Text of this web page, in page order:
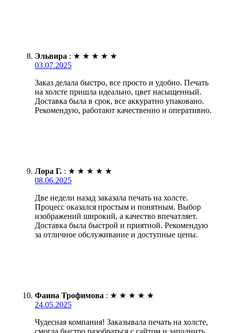
Эльвира : ★ ★ ★ ★ ★
03.07.2025
Заказ делала быстро, все просто и удобно. Печать
на холсте пришла идеально, цвет насыщенный.
Доставка была в срок, все аккуратно упаковано.
Рекомендую, работают качественно и оперативно.
Лора Г. : ★ ★ ★ ★ ★
08.06.2025
Две недели назад заказала печать на холсте.
Процесс оказался простым и понятным. Выбор
изображений широкий, а качество впечатляет.
Доставка была быстрой и приятной. Рекомендую
за отличное обслуживание и доступные цены.
Фаина Трофимова : ★ ★ ★ ★ ★
24.05.2025
Чудесная компания! Заказывала печать на холсте,
смогла быстро разобраться с сайтом и заполнить